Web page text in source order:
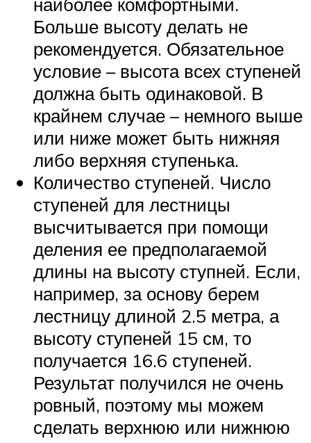
Больше высоту делать не
рекомендуется. Обязательное
условие – высота всех ступеней
должна быть одинаковой. В
крайнем случае – немного выше
или ниже может быть нижняя
либо верхняя ступенька.
Количество ступеней. Число
ступеней для лестницы
высчитывается при помощи
деления ее предполагаемой
длины на высоту ступней. Если,
например, за основу берем
лестницу длиной 2.5 метра, а
высоту ступеней 15 см, то
получается 16.6 ступеней.
Результат получился не очень
ровный, поэтому мы можем
сделать верхнюю или нижнюю